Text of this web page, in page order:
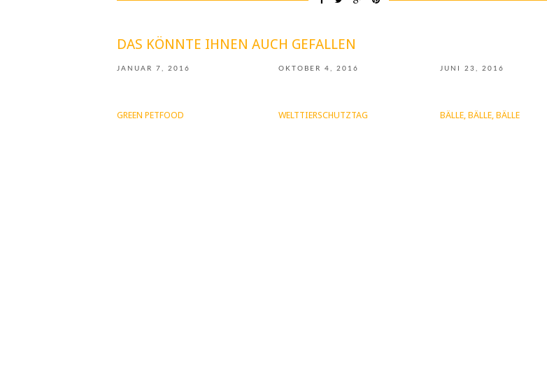
DAS KÖNNTE IHNEN AUCH GEFALLEN
JANUAR 7, 2016
GREEN PETFOOD
OKTOBER 4, 2016
WELTTIERSCHUTZTAG
JUNI 23, 2016
BÄLLE, BÄLLE, BÄLLE